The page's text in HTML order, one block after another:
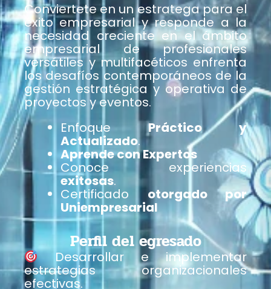
Conviertete en un estratega para el
éxito empresarial y responde a la
necesidad creciente en el ámbito
empresarial de profesionales
versátiles y multifacéticos enfrenta
los desafíos contemporáneos de la
gestión estratégica y operativa de
proyectos y eventos.
EnfoquePráctico y
Actualizado.
Aprende con Expertos
Conoce experiencias
exitosas.
Certificado otorgado por
Uniempresarial
Perfil del egresado
Desarrollar e implementar
estrategias organizacionales
efectivas.